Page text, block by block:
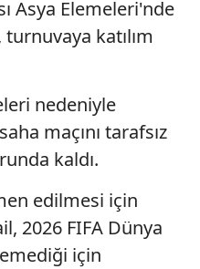
Asya Elemeleri'nde
katılım
nedeniyle
maçını tarafsız
kaldı.
edilmesi için
2026 FIFA Dünya
için